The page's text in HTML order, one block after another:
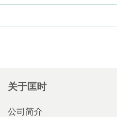
关于匡时
公司简介